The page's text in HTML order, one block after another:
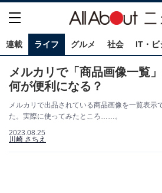
連載 ライフ グルメ 社会 IT・ビ
メルカリで「商品画像一覧
何が便利になる？
メルカリで出品されている商品画像を一覧表示
た。実際に使ってみたところ……。
2023.08.25
川崎 さちえ